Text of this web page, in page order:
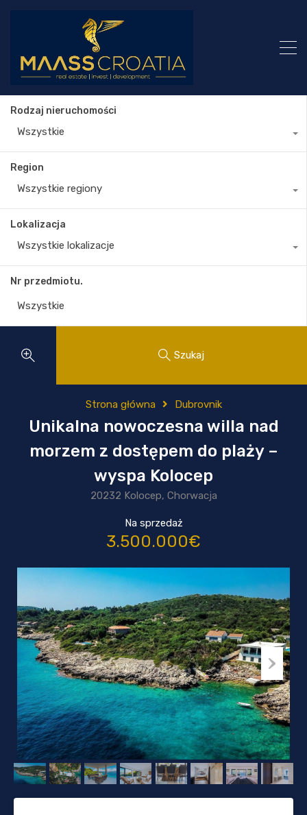
Rodzaj nieruchomości
Wszystkie
Region
Wszystkie regiony
Lokalizacja
Wszystkie lokalizacje
Nr przedmiotu.
Szukaj
Strona główna Dubrovnik
Unikalna nowoczesna willa nad
morzem z dostępem do plaży –
wyspa Kolocep
20232 Kolocep, Chorwacja
Na sprzedaż
3.500.000€